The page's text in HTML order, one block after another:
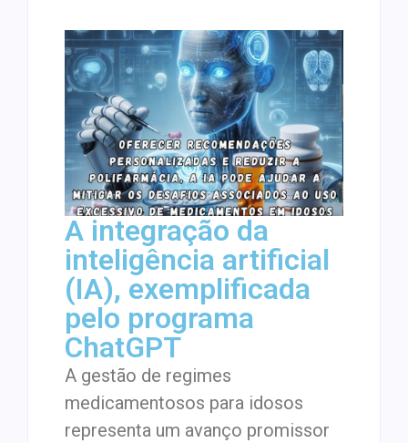
A integração da
inteligência artificial
(IA), exemplificada
pelo programa
ChatGPT
A gestão de regimes
medicamentosos para idosos
representa um avanço promissor